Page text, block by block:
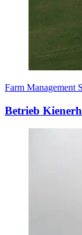
Farm Management
Betrieb